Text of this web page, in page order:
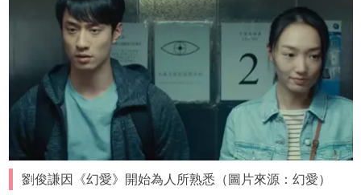
劉俊謙因《幻愛》開始為人所熟悉（圖片來源：幻愛）